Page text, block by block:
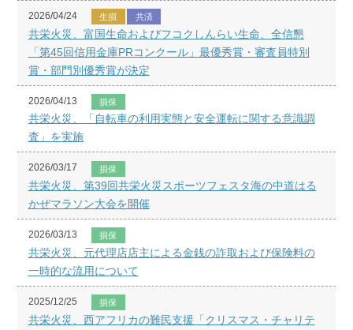
2026/04/24 生損 共済
共栄火災、富国生命およびフコクしんらい生命、全信懇
「第45回信用金庫PRコンクール」最優秀賞・審査員特別
賞・部門別優秀賞が決定
2026/04/13 損保
共栄火災、「自転車の利用実態と安全運転に関する意識調
査」を実施
2026/03/17 損保
共栄火災、第39回共栄火災スポーツフェスタ海の中道はる
かぜマラソン大会を開催
2026/03/13 損保
共栄火災、元代理店店主による金銭の詐取および保険料の
一時的な流用について
2025/12/25 損保
共栄火災、西アフリカの難民支援「クリスマス・チャリテ